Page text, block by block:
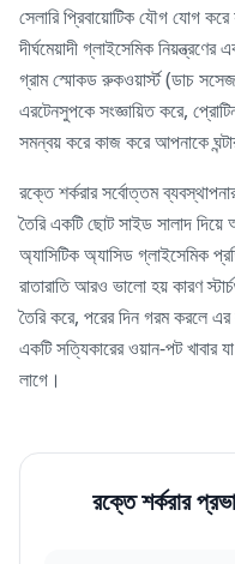
সেলারি প্রিবায়োটিক যৌগ যোগ
দীর্ঘমেয়াদী গ্লাইসেমিক
গ্রাম স্মোকড রুকওয়ার্স্ট (ডাচ
এরটেনসুপকে সংজ্ঞায়িত করে,
সমন্বয় করে কাজ করে আপনাকে
রক্তে শর্করার সর্বোত্তম
তৈরি একটি ছোট সাইড সালাদ
অ্যাসিটিক অ্যাসিড গ্লাইসেমিক
রাতারাতি আরও ভালো হয় কারণ
তৈরি করে, পরের দিন গরম করলে
একটি সত্যিকারের ওয়ান-পট খাবার
লাগে।
রক্তে শর্করার